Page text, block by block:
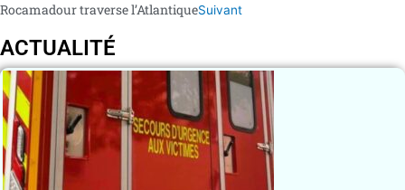
Rocamadour traverse l’AtlantiqueSuivant
ACTUALITÉ